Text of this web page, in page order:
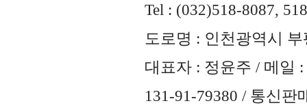
Tel : (032)518-8087,
도로명 : 인천광역시
대표자 : 정윤주 / 메일 :
131-91-79380 / 통신판